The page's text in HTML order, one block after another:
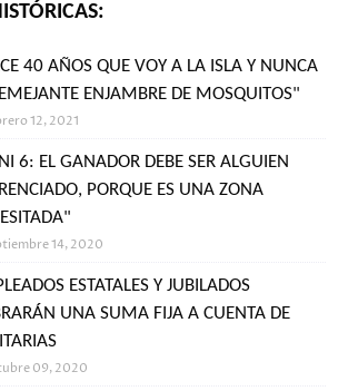
40 AÑOS QUE VOY A LA ISLA Y NUNCA
ENJAMBRE DE MOSQUITOS"
12, 2021
6: EL GANADOR DEBE SER ALGUIEN
PORQUE ES UNA ZONA
14, 2020
ESTATALES Y JUBILADOS
UNA SUMA FIJA A CUENTA DE
09, 2020